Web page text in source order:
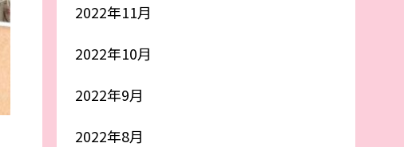
2022年11月
2022年10月
2022年9月
2022年8月